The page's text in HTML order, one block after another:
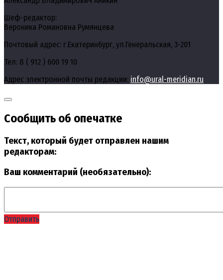
Шеф-редактор:
Вероника Романовна Румянцева
Почтовый адрес: г.Екатеринбург, ул.Генеральская, 3-201
Тел: 8 ( 912 ) 600 19 10
Адрес электронной почты редакции: info@ural-meridian.ru
Сообщить об опечатке
Текст, который будет отправлен нашим
редакторам:
Ваш комментарий (необязательно):
Отправить